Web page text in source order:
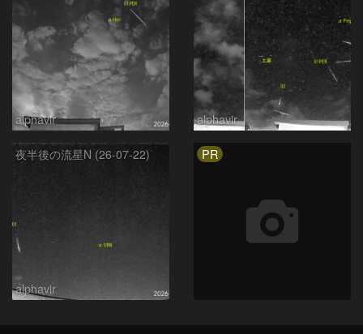
alphavir alphavir
夜半後の流星N (26-07-22)
alphavir
PR